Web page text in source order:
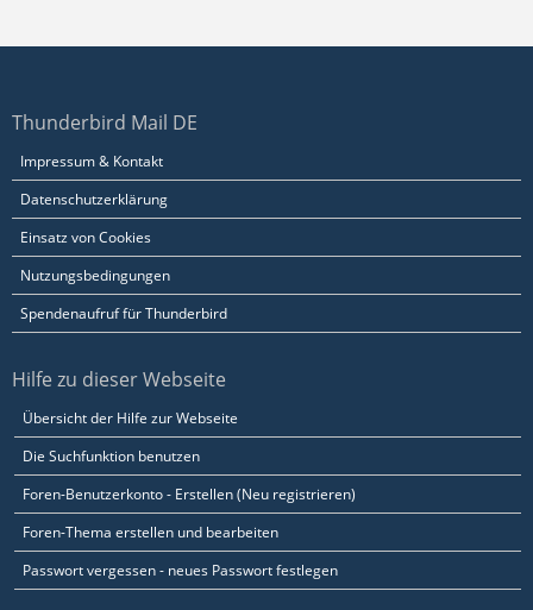
Thunderbird Mail DE
Impressum & Kontakt
Datenschutzerklärung
Einsatz von Cookies
Nutzungsbedingungen
Spendenaufruf für Thunderbird
Hilfe zu dieser Webseite
Übersicht der Hilfe zur Webseite
Die Suchfunktion benutzen
Foren-Benutzerkonto - Erstellen (Neu registrieren)
Foren-Thema erstellen und bearbeiten
Passwort vergessen - neues Passwort festlegen